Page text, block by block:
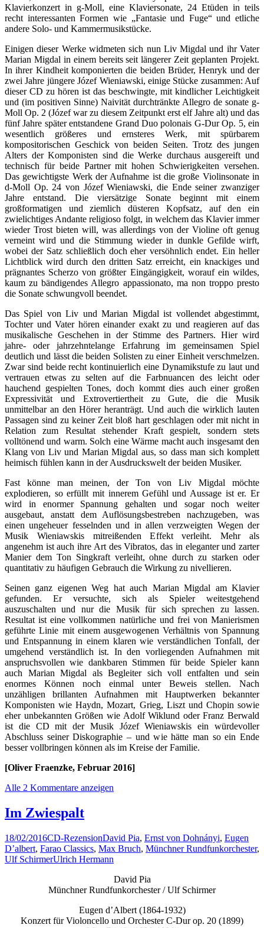
Klavierkonzert in g-Moll, eine Klaviersonate, 24 Etüden in teils
recht interessanten Formen wie „Fantasie und Fuge“ und etliche
andere Solo- und Kammermusikstücke.
Einigen dieser Werke widmeten sich nun Liv Migdal und ihr Vater
Marian Migdal in einem bereits seit längerer Zeit geplanten Projekt.
In ihrer Kindheit komponierten die beiden Brüder, Henryk und der
zwei Jahre jüngere Józef Wieniawski, einige Stücke zusammen: Auf
dieser CD zu hören ist das beschwingte, mit kindlicher Leichtigkeit
und (im positiven Sinne) Naivität durchtränkte Allegro de sonate g-
Moll Op. 2 (Józef war zu diesem Zeitpunkt erst elf Jahre alt) und das
fünf Jahre später entstandene Grand Duo polonais G-Dur Op. 5, ein
wesentlich größeres und ernsteres Werk, mit spürbarem
kompositorischen Geschick von beiden Seiten. Trotz des jungen
Alters der Komponisten sind die Werke durchaus ausgereift und
technisch für beide Partner mit hohen Schwierigkeiten versehen.
Das gewichtigste Werk der Aufnahme ist die große Violinsonate in
d-Moll Op. 24 von Józef Wieniawski, die Ende seiner zwanziger
Jahre entstand. Die viersätzige Sonate beginnt mit einem
großformatigen und ziemlich düsteren Kopfsatz, auf den ein
zwielichtiges Andante religioso folgt, in welchem das Klavier immer
wieder Trost bieten will, was allerdings von der Violine oft genug
verneint wird und die Stimmung wieder in dunkle Gefilde wirft,
wobei der Satz schließlich doch eher versöhnlich endet. Ein heller
Lichtblick wird durch den dritten Satz erreicht, ein knackiges und
prägnantes Scherzo von größter Eingängigkeit, worauf ein wildes,
kaum zu bändigendes Allegro appassionato, ma non troppo presto
die Sonate schwungvoll beendet.
Das Spiel von Liv und Marian Migdal ist vollendet abgestimmt,
Tochter und Vater hören einander exakt zu und reagieren auf das
musikalische Geschehen in der Stimme des Partners. Hier wird
jahre- oder jahrzehntelange Erfahrung im gemeinsamen Spiel
deutlich und lässt die beiden Solisten zu einer Einheit verschmelzen.
Zwar sind beide recht kontinuierlich eine Dynamikstufe zu laut und
vertrauen etwas zu selten auf die Farbnuancen des leicht oder
hauchend gespielten Tones, doch kommt dies auch einer großen
Expressivität und Extrovertiertheit zu Gute, die die Musik
unmittelbar an den Hörer heranträgt. Und auch die wirklich lauten
Passagen sind zu keiner Zeit bloß hart geschlagen oder mit nicht in
Relation zum Resultat stehender Kraft gespielt, sondern stets
volltönend und warm. Solch eine Wärme macht auch insgesamt den
Klang von Liv und Marian Migdal aus, so dass man sich komplett
heimisch fühlen kann in der Ausdruckswelt der beiden Musiker.
Fast könne man meinen, der Ton von Liv Migdal möchte
explodieren, so erfüllt mit innerem Gefühl und Aussage ist er. Er
wird in enormer Spannung gehalten und sogar noch weiter
ausgebaut, anstatt dem Auflösungsbestreben nachzugeben, was
einen ungeheuer fesselnden und in allen verzweigten Wegen der
Musik Wieniawskis mitreißenden Effekt verleiht. Mehr als
angenehm ist auch ihre Art des Vibratos, das in eleganter und zarter
Manier dem Ton Singkraft verleiht, ohne durch zu starken oder
quantitativ zu häufigen Gebrauch die Wirkung zu nivellieren.
Seinen ganz eigenen Weg hat auch Marian Migdal am Klavier
gefunden. Er versuchte, sich als Spieler weitestgehend
auszuschalten und nur die Musik für sich sprechen zu lassen.
Resultat ist eine vollkommen natürliche und frei von Manierismen
geführte Linie mit einem ausgewogenen Verhältnis von Spannung
und Entspannung in einem klaren wie verständlichen Tonfall, der
umgehend verständlich ist. In den vorliegenden Aufnahmen mit
anspruchsvollen wie dankbaren Stimmen für beide Spieler kann
auch Marian Migdal als Begleiter sich voll entfalten und sein
enormes Können noch einmal unter Beweis stellen. Nach
unzähligen brillanten Aufnahmen mit Hauptwerken bekannter
Komponisten wie Haydn, Mozart, Grieg, Liszt und Chopin sowie
eher unbekannten Größen wie Adolf Wiklund oder Franz Berwald
ist die CD mit der Musik Józef Wieniawskis ein würdevoller
Abschluss seiner Diskographie – und wie hätte man so ein Ende
besser vollbringen können als im Kreise der Familie.
[Oliver Fraenzke, Februar 2016]
Alle 2 Kommentare anzeigen
Im Zwiespalt
18/02/2016CD-RezensionDavid Pia, Ernst von Dohnányi, Eugen
D’albert, Farao Classics, Max Bruch, Münchner Rundfunkorchester,
Ulf SchirmerUlrich Hermann
David Pia
Münchner Rundfunkorchester / Ulf Schirmer
Eugen d’Albert (1864-1932)
Konzert für Violoncello und Orchester C-Dur op. 20 (1899)